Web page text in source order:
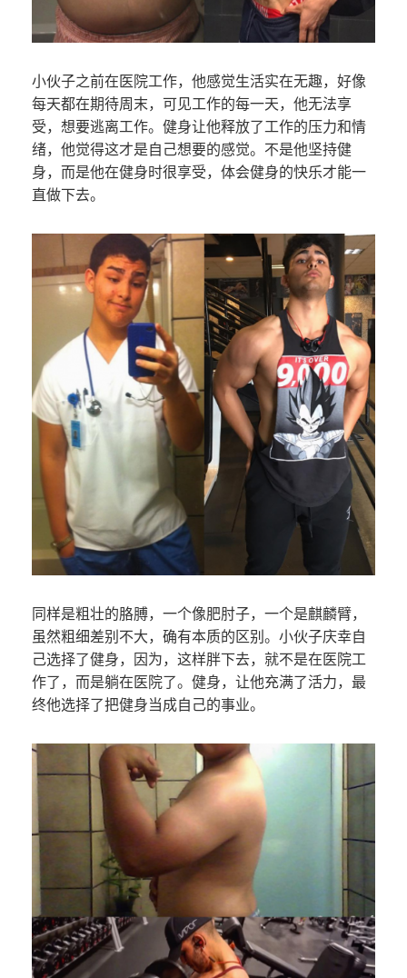
小伙子之前在医院工作，他感觉生活实在无趣，好像
每天都在期待周末，可见工作的每一天，他无法享
受，想要逃离工作。健身让他释放了工作的压力和情
绪，他觉得这才是自己想要的感觉。不是他坚持健
身，而是他在健身时很享受，体会健身的快乐才能一
直做下去。
同样是粗壮的胳膊，一个像肥肘子，一个是麒麟臂，
虽然粗细差别不大，确有本质的区别。小伙子庆幸自
己选择了健身，因为，这样胖下去，就不是在医院工
作了，而是躺在医院了。健身，让他充满了活力，最
终他选择了把健身当成自己的事业。